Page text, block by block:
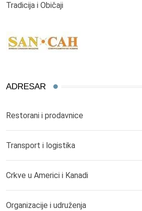
Tradicija i Običaji
ADRESAR
Restorani i prodavnice
Transport i logistika
Crkve u Americi i Kanadi
Organizacije i udruženja